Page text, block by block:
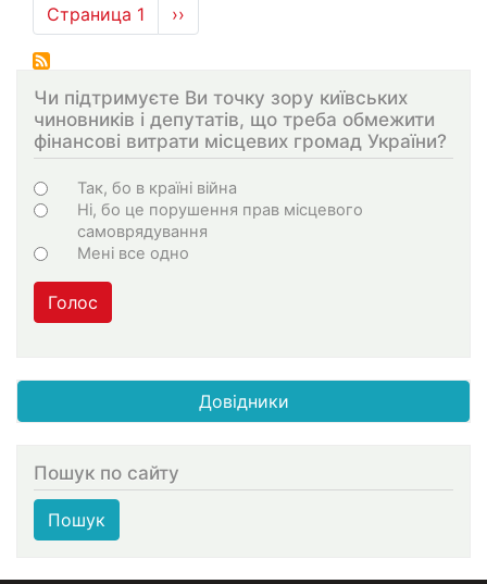
Нумерация
страниц
Страница 1
Следующая
страница
››
Чи підтримуєте Ви точку зору київських
чиновників і депутатів, що треба обмежити
фінансові витрати місцевих громад України?
Choices
Так, бо в країні війна
Ні, бо це порушення прав місцевого
самоврядування
Мені все одно
Голос
Довідники
Пошук по сайту
Пошук